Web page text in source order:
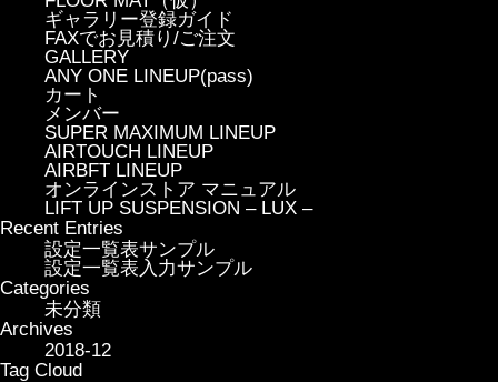
ギャラリー登録ガイド
FAXでお見積り/ご注文
GALLERY
ANY ONE LINEUP(pass)
カート
メンバー
SUPER MAXIMUM LINEUP
AIRTOUCH LINEUP
AIRBFT LINEUP
オンラインストア マニュアル
LIFT UP SUSPENSION – LUX –
Recent Entries
設定一覧表サンプル
設定一覧表入力サンプル
Categories
未分類
Archives
2018-12
Tag Cloud